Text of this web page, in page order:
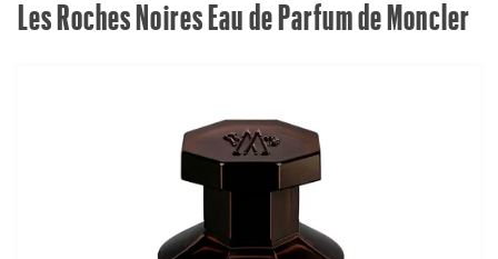
Les Roches Noires Eau de Parfum de Moncler